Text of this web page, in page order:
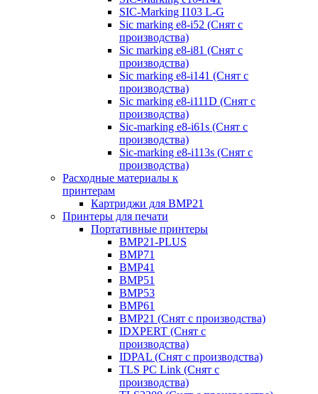
SIC-Marking I103 L-G
Sic marking e8-i52 (Снят с
производства)
Sic marking e8-i81 (Снят с
производства)
Sic marking e8-i141 (Снят с
производства)
Sic marking e8-i111D (Снят с
производства)
Sic-marking e8-i61s (Снят с
производства)
Sic-marking e8-i113s (Снят с
производства)
Расходные материалы к
принтерам
Картриджи для BMP21
Принтеры для печати
Портативные принтеры
BMP21-PLUS
BMP71
BMP41
BMP51
BMP53
BMP61
BMP21 (Снят с производства)
IDXPERT (Снят с
производства)
IDPAL (Снят с производства)
TLS PC Link (Снят с
производства)